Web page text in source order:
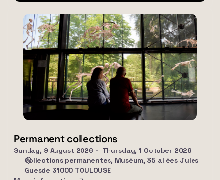
Permanent
collections
Permanent collections
Sunday, 9 August 2026
Thursday, 1 October 2026
Collections permanentes Muséum, 35 allées Jules
Guesde 31000 TOULOUSE